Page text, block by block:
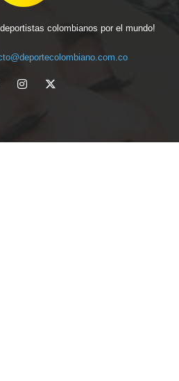
colombianos por el mundo!